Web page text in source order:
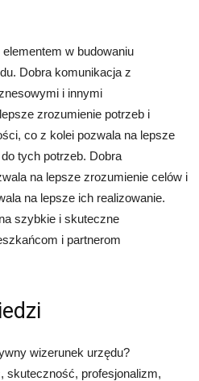
w budowaniu
Dobra komunikacja z
i innymi
zrozumienie potrzeb i
co z kolei pozwala na lepsze
tych potrzeb. Dobra
na lepsze zrozumienie celów i
na lepsze ich realizowanie.
szybkie i skuteczne
i partnerom
wizerunek urzędu?
skuteczność, profesjonalizm,